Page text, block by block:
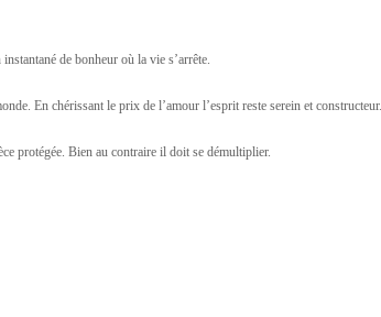
de bonheur où la vie s’arrête.
En chérissant le prix de l’amour l’esprit reste serein et constructeur.
protégée. Bien au contraire il doit se démultiplier.